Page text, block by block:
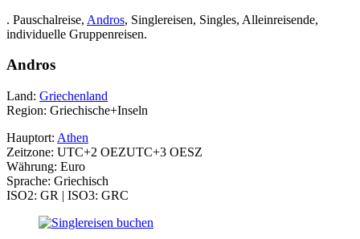
. Pauschalreise, Andros, Singlereisen, Singles, Alleinreisende,
individuelle Gruppenreisen.
Andros
Land: Griechenland
Region: Griechische+Inseln
Hauptort: Athen
Zeitzone: UTC+2 OEZUTC+3 OESZ
Währung: Euro
Sprache: Griechisch
ISO2: GR | ISO3: GRC